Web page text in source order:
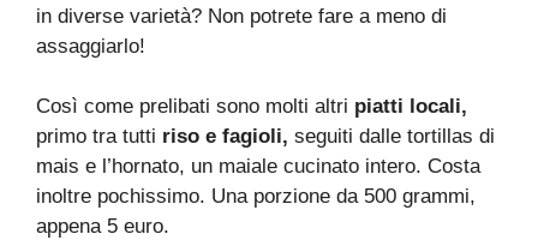
in diverse varietà? Non potrete fare a meno di
assaggiarlo!
Così come prelibati sono molti altri piatti locali,
primo tra tutti riso e fagioli, seguiti dalle tortillas di
mais e l’hornato, un maiale cucinato intero. Costa
inoltre pochissimo. Una porzione da 500 grammi,
appena 5 euro.